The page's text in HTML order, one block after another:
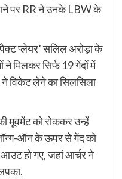
पर RR ने उनके LBW के
प्लेयर’ सलिल अरोड़ा के
ने मिलकर सिर्फ 19 गेंदों में
ने विकेट लेने का सिलसिला
मूवमेंट को रोककर उन्हें
ऑन के ऊपर से गेंद को
हो गए, जहां आर्चर ने